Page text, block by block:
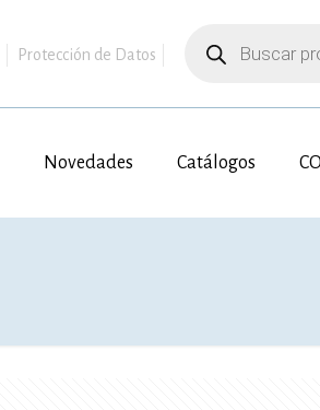
Protección de Datos
productos
Novedades Catálogos